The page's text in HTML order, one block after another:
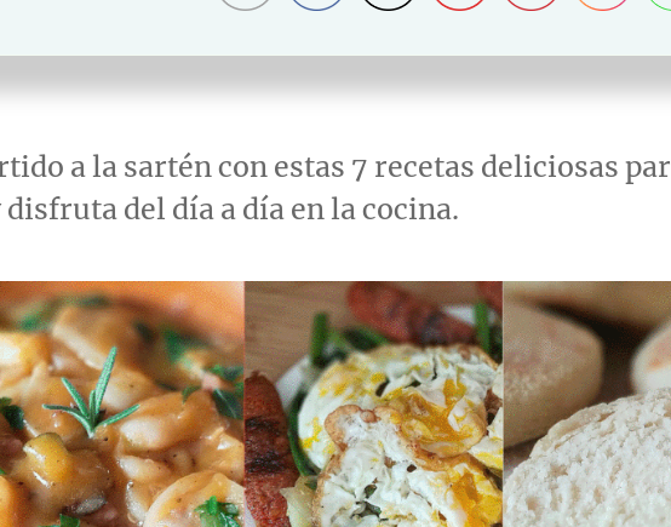
para cocinar en
a la sartén con estas 7 recetas deliciosas
del día a día en la cocina.